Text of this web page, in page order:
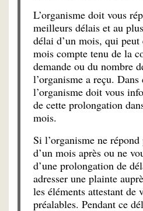
L’organisme doit vous
meilleurs délais et au
délai d’un mois, qui
mois compte tenu de la
demande ou du nombre
l’organisme a reçu. Dans
l’organisme doit vous
de cette prolongation
mois.
Si l’organisme ne
d’un mois après ou ne
d’une prolongation de
adresser une plainte
les éléments attestant de
préalables. Pendant ce